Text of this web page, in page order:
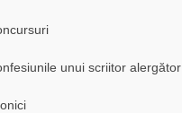
unui scriitor alergător